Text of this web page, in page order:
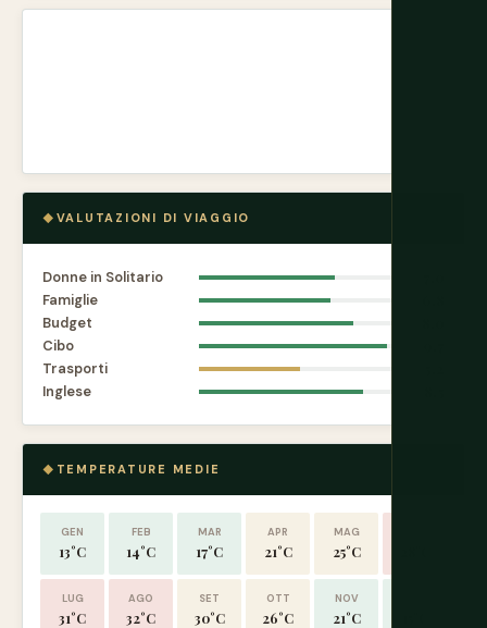
VALUTAZIONI DI VIAGGIO
Donne in Solitario
Famiglie
Budget
Cibo
Trasporti
Inglese
TEMPERATURE MEDIE
GEN
13°C
FEB
14°C
MAR
17°C
APR
21°C
MAG
25°C
LUG
31°C
AGO
32°C
SET
30°C
OTT
26°C
NOV
21°C